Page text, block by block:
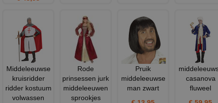
Middeleeuwse
kruisridder
ridder kostuum
volwassen
Rode
prinsessen jurk
middeleeuwen
sprookjes
Pruik
middeleeuwse
man zwart
casanova
fluweel